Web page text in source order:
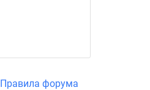
Правила форума